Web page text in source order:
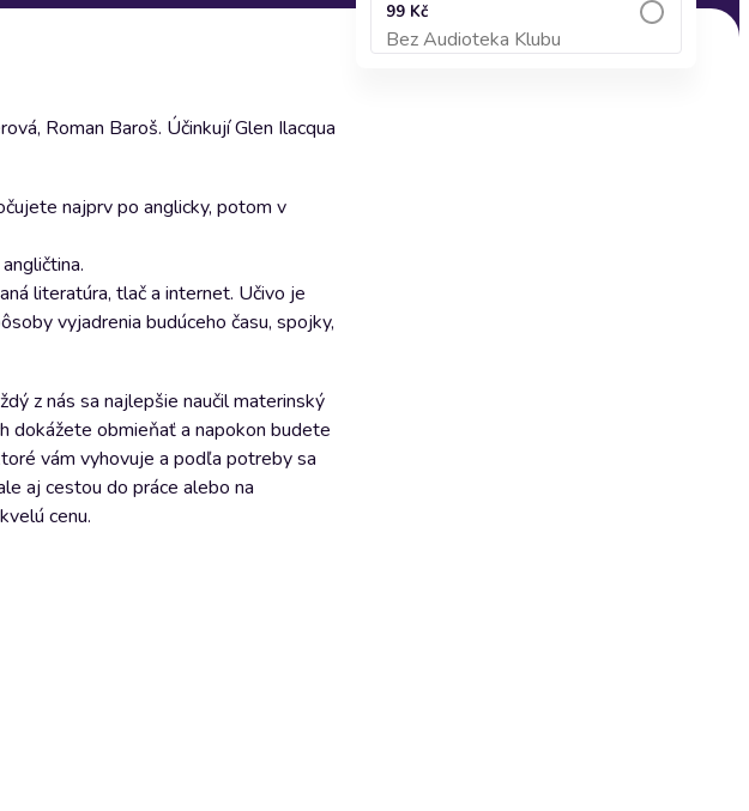
Roman Baroš. Účinkují Glen Ilacqua
najprv po anglicky, potom v
literatúra, tlač a internet. Učivo je
vyjadrenia budúceho času, spojky,
z nás sa najlepšie naučil materinský
dokážete obmieňať a napokon budete
vám vyhovuje a podľa potreby sa
aj cestou do práce alebo na
cenu.
99 Kč
Bez Audioteka Klubu
Přidat do košíku